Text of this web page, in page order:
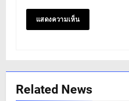
Related News